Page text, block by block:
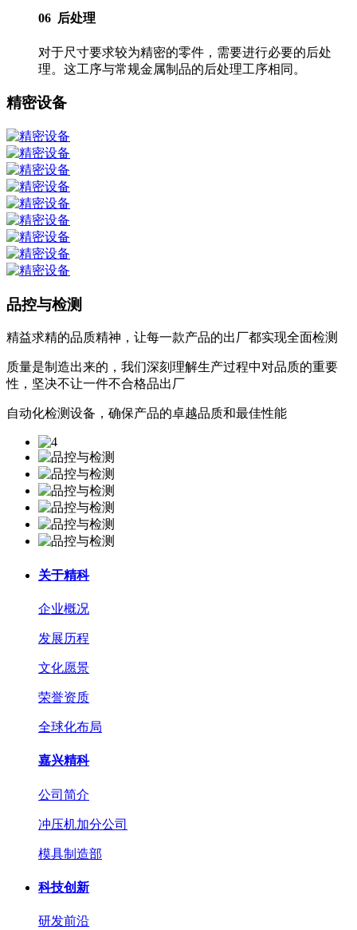
06 后处理
对于尺寸要求较为精密的零件，需要进行必要的后处
理。这工序与常规金属制品的后处理工序相同。
精密设备
品控与检测
精益求精的品质精神，让每一款产品的出厂都实现全面检测
质量是制造出来的，我们深刻理解生产过程中对品质的重要
性，坚决不让一件不合格品出厂
自动化检测设备，确保产品的卓越品质和最佳性能
关于精科
企业概况
发展历程
文化愿景
荣誉资质
全球化布局
嘉兴精科
公司简介
冲压机加分公司
模具制造部
科技创新
研发前沿